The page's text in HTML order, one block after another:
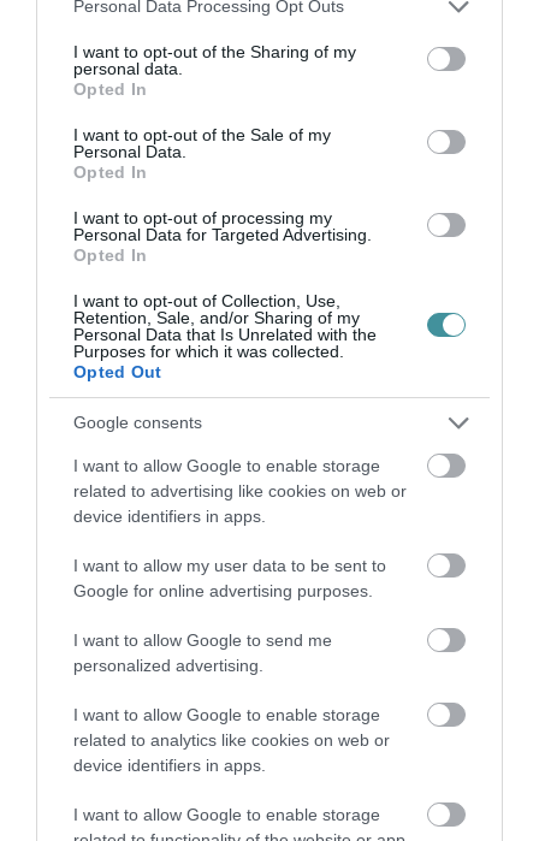
not limited to your visit or usage behaviour. You may click to
grant or deny consent to Google and its third-party tags to
use your data for below specified purposes in below Google
consent section.
Personal Data Processing Opt Outs
I want to opt-out of the Sharing of my
personal data.
Opted In
I want to opt-out of the Sale of my
Personal Data.
Opted In
I want to opt-out of processing my
Personal Data for Targeted Advertising.
Opted In
I want to opt-out of Collection, Use,
Retention, Sale, and/or Sharing of my
Personal Data that Is Unrelated with the
Purposes for which it was collected.
Opted Out
Google consents
I want to allow Google to enable storage
related to advertising like cookies on web or
device identifiers in apps.
I want to allow my user data to be sent to
Google for online advertising purposes.
I want to allow Google to send me
personalized advertising.
I want to allow Google to enable storage
related to analytics like cookies on web or
device identifiers in apps.
I want to allow Google to enable storage
35 PERCES TANÓRÁK ÉS KEVESEBB HÁZI
FELADAT JÖHET AZ ALSÓ ...
2026. augusztus 08|Mindenki ügye
ELNÖKNEK A TISZA
2026. augusztus 08|Mindenki ügye
ÚJ MAGYAR KÜLÜGYI STRATÉGIA KÉSZÜL,
2026. augusztus 08 Mindenki ügye
TATA ELBŰVÖLŐ LÁTVÁNYOSSÁGAI,
AMIKÉRT ÉRDEMES MEGNÉZNI